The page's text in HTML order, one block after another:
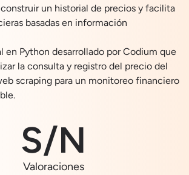
un historial de precios y facilita
basadas en información
en Python desarrollado por Codium que
la consulta y registro del precio del
scraping para un monitoreo financiero
S/N
Valoraciones